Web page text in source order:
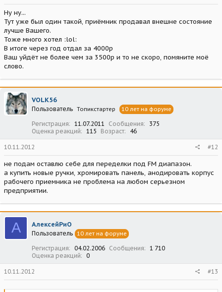
Ну ну...
Тут уже был один такой, приёмник продавал внешне состояние
лучше Вашего.
Тоже много хотел :lol:
В итоге через год отдал за 4000р
Ваш уйдёт не более чем за 3500р и то не скоро, помяните моё
слово.
VOLK56
Пользователь Топикстартер 10 лет на форуме
Регистрация 11.07.2011 Сообщения
375
Оценка реакций
115 Возраст 46
10.11.2012 #12
не подам оставлю себе для переделки под FM диапазон.
а купить новые ручки, хромировать панель, анодировать корпус
рабочего приемника не проблема на любом серьезном
предприятии.
А АлексейРиО
Пользователь 10 лет на форуме
Регистрация 04.02.2006 Сообщения
1 710
Оценка реакций
0
10.11.2012 #13